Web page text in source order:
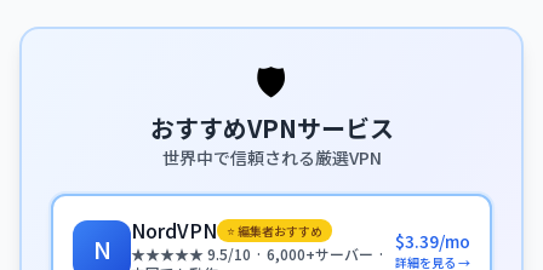
🛡️
おすすめVPNサービス
世界中で信頼される厳選VPN
N
NordVPN ⭐ 編集者おすすめ
★★★★★ 9.5/10 · 6,000+サーバー ·
$3.39/mo
詳細を見る →